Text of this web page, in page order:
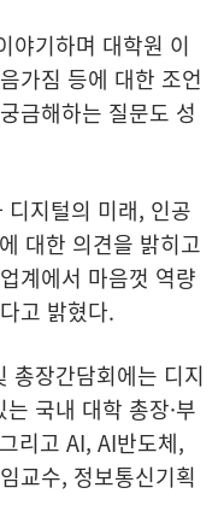
야기하며 대학원 이
가짐 등에 대한 조언
금해하는 질문도 성
지털의 미래, 인공
대한 의견을 밝히고
계에서 마음껏 역량
고 밝혔다.
총장간담회에는 디지
국내 대학 총장·부
리고 AI, AI반도체,
교수, 정보통신기획